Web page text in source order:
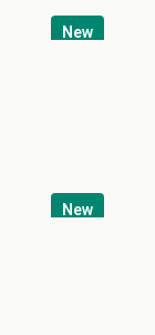
New
New